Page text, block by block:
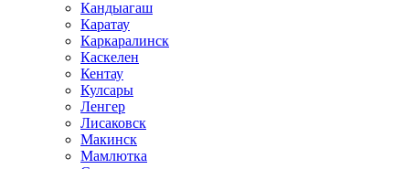
Кандыагаш
Каратау
Каркаралинск
Каскелен
Кентау
Кулсары
Ленгер
Лисаковск
Макинск
Мамлютка